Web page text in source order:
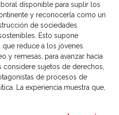
disponible para suplir los
y reconocerla como un
de sociedades
Esto supone
que reduce a los jóvenes
y remesas, para avanzar hacia
considere sujetos de derechos,
de procesos de
La experiencia muestra que,